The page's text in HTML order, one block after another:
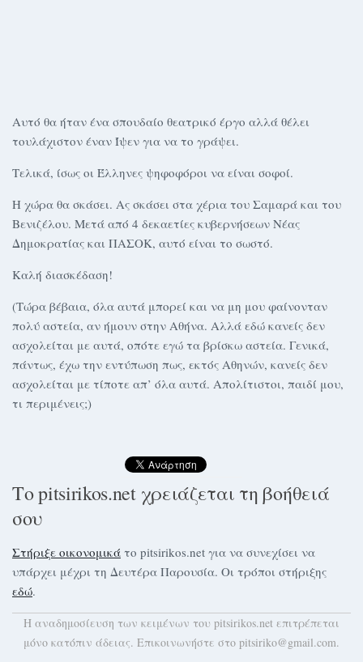
Αυτό θα ήταν ένα σπουδαίο θεατρικό έργο αλλά θέλει
τουλάχιστον έναν Ίψεν για να το γράψει.
Τελικά, ίσως οι Έλληνες ψηφοφόροι να είναι σοφοί.
Η χώρα θα σκάσει. Ας σκάσει στα χέρια του Σαμαρά και του
Βενιζέλου. Μετά από 4 δεκαετίες κυβερνήσεων Νέας
Δημοκρατίας και ΠΑΣΟΚ, αυτό είναι το σωστό.
Καλή διασκέδαση!
(Τώρα βέβαια, όλα αυτά μπορεί και να μη μου φαίνονταν
πολύ αστεία, αν ήμουν στην Αθήνα. Αλλά εδώ κανείς δεν
ασχολείται με αυτά, οπότε εγώ τα βρίσκω αστεία. Γενικά,
πάντως, έχω την εντύπωση πως, εκτός Αθηνών, κανείς δεν
ασχολείται με τίποτε απ’ όλα αυτά. Απολίτιστοι, παιδί μου,
τι περιμένεις;)
Το pitsirikos.net χρειάζεται τη βοήθειά
σου
Στήριξε οικονομικά το pitsirikos.net για να συνεχίσει να
υπάρχει μέχρι τη Δευτέρα Παρουσία. Οι τρόποι στήριξης
εδώ.
H αναδημοσίευση των κειμένων του pitsirikos.net επιτρέπεται
μόνο κατόπιν άδειας. Επικοινωνήστε στο pitsiriko@gmail.com.